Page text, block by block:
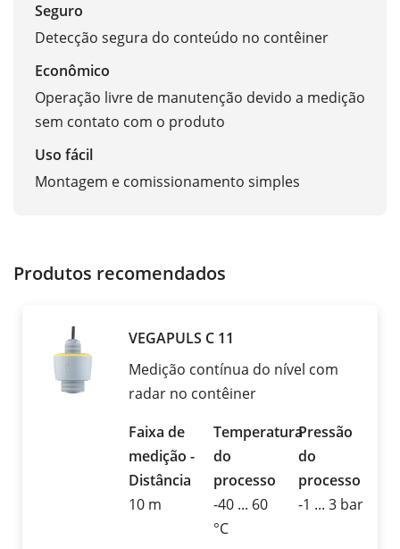
Seguro
Detecção segura do conteúdo no contêiner
Econômico
Operação livre de manutenção devido a medição
sem contato com o produto
Uso fácil
Montagem e comissionamento simples
Produtos recomendados
VEGAPULS C 11
Medição contínua do nível com
radar no contêiner
Faixa de
medição -
Distância
10 m
Temperatura
do
processo
-40 ... 60
°C
Pressão
do
processo
-1 ... 3 bar